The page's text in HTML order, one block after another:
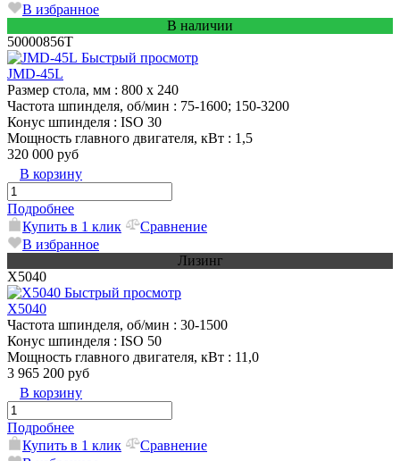
В избранное
В наличии
50000856T
Быстрый просмотр
JMD-45L
Размер стола, мм : 800 x 240
Частота шпинделя, об/мин : 75-1600; 150-3200
Конус шпинделя : ISO 30
Мощность главного двигателя, кВт : 1,5
320 000 руб
В корзину
Подробнее
Купить в 1 клик
Сравнение
В избранное
Лизинг
X5040
Быстрый просмотр
X5040
Частота шпинделя, об/мин : 30-1500
Конус шпинделя : ISO 50
Мощность главного двигателя, кВт : 11,0
3 965 200 руб
В корзину
Подробнее
Купить в 1 клик
Сравнение